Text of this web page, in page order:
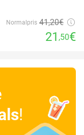
Normalpris 41,20€
21 ,50€
!